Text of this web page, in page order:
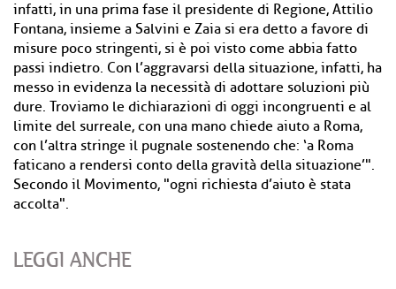
infatti, in una prima fase il presidente di Regione, Attilio
Fontana, insieme a Salvini e Zaia si era detto a favore di
misure poco stringenti, si è poi visto come abbia fatto
passi indietro. Con l’aggravarsi della situazione, infatti, ha
messo in evidenza la necessità di adottare soluzioni più
dure. Troviamo le dichiarazioni di oggi incongruenti e al
limite del surreale, con una mano chiede aiuto a Roma,
con l’altra stringe il pugnale sostenendo che: ‘a Roma
faticano a rendersi conto della gravità della situazione’".
Secondo il Movimento, "ogni richiesta d’aiuto è stata
accolta".
LEGGI ANCHE